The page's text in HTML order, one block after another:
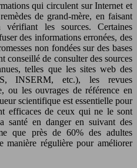
qui circulent sur Internet et
de grand-mère, en faisant
les sources. Certaines
des informations erronées, des
non fondées sur des bases
conseillé de consulter des sources
telles que les sites web des
INSERM, etc.), les revues
ou les ouvrages de référence en
scientifique est essentielle pour
efficaces de ceux qui ne le sont
santé en danger en suivant des
que près de 60% des adultes
manière régulière pour améliorer